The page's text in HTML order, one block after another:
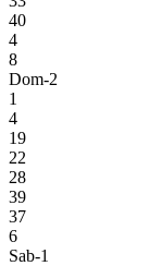
40
4
8
Dom-2
1
4
19
22
28
39
37
6
Sab-1